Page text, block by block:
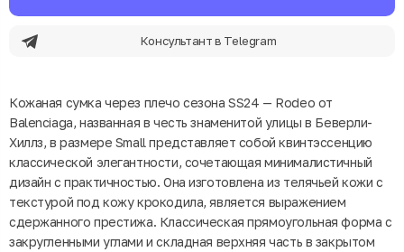
Консультант в Telegram
Кожаная сумка через плечо сезона SS24 — Rodeo от
Balenciaga, названная в честь знаменитой улицы в Беверли-
Хиллз, в размере Small представляет собой квинтэссенцию
классической элегантности, сочетающая минималистичный
дизайн с практичностью. Она изготовлена из телячьей кожи с
текстурой под кожу крокодила, является выражением
сдержанного престижа. Классическая прямоугольная форма с
закругленными углами и складная верхняя часть в закрытом